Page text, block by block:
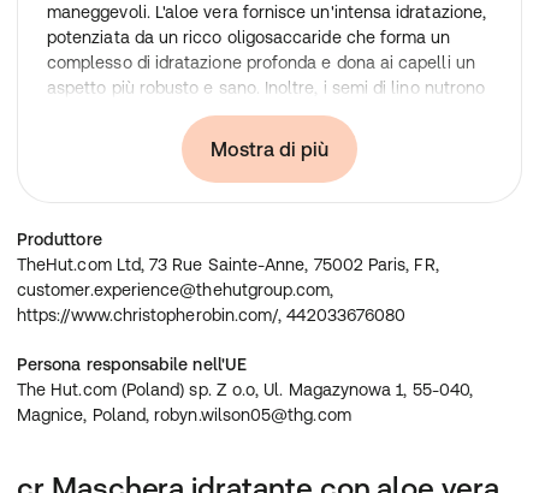
maneggevoli. L'aloe vera fornisce un'intensa idratazione,
potenziata da un ricco oligosaccaride che forma un
complesso di idratazione profonda e dona ai capelli un
aspetto più robusto e sano. Inoltre, i semi di lino nutrono
istantaneamente i capelli secchi, facendoli apparire
radiosi e rivitalizzati. Per chi è indicata questa
maschera? Se avete capelli secchi e spenti, questa
maschera è la soluzione che fa per voi. Cambia la tua
un'idratazione profonda e una lucentezza radiosa.
Ingredienti:
aloe barbadensis leaf juice, aqua/water/eau,
dimethylamine, glycerin, caprylic/capric triglyceride,
sodium pca, lactic acid, fragrance (parfum),
fructooligosaccharides, linseed acid, tocopherol,
argania spinosa kernel oil, potassium sorbate,
Mostra di più
Produttore
TheHut.com Ltd, 73 Rue Sainte-Anne, 75002 Paris, FR,
customer.experience@thehutgroup.com,
https://www.christopherobin.com/, 442033676080
Persona responsabile nell'UE
The Hut.com (Poland) sp. Z o.o, Ul. Magazynowa 1, 55-040,
Magnice, Poland, robyn.wilson05@thg.com